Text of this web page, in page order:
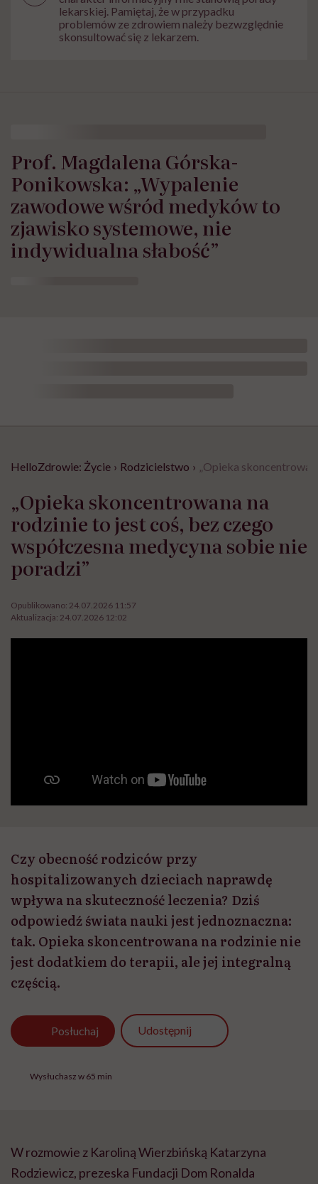
lekarskiej. Pamiętaj, że w przypadku
problemów ze zdrowiem należy bezwzględnie
skonsultować się z lekarzem.
Prof. Magdalena Górska-
Ponikowska: „Wypalenie
zawodowe wśród medyków to
zjawisko systemowe, nie
indywidualna słabość”
HelloZdrowie: Życie › Rodzicielstwo › „Opieka
„Opieka skoncentrowana na
rodzinie to jest coś, bez czego
współczesna medycyna sobie nie
poradzi”
Opublikowano: 24.07.2026 11:57
Aktualizacja: 24.07.2026 12:02
Czy obecność rodziców przy
hospitalizowanych dzieciach naprawdę
wpływa na skuteczność leczenia? Dziś
odpowiedź świata nauki jest jednoznaczna:
tak. Opieka skoncentrowana na rodzinie nie
jest dodatkiem do terapii, ale jej integralną
częścią.
Posłuchaj Udostępnij
Wysłuchasz w 65 min
W rozmowie z Karoliną Wierzbińską Katarzyna
Rodziewicz, prezeska Fundacji Dom Ronalda